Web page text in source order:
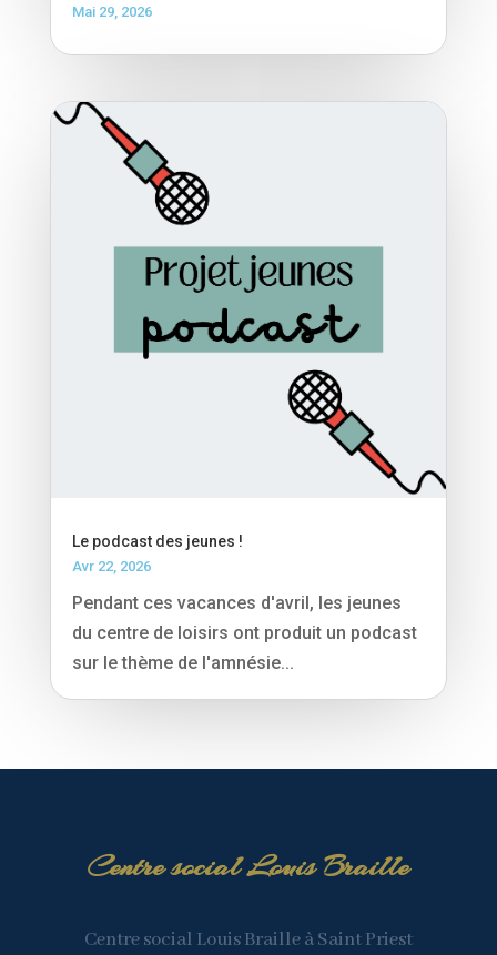
Mai 29, 2026
Le podcast des jeunes !
Avr 22, 2026
Pendant ces vacances d'avril, les jeunes
du centre de loisirs ont produit un podcast
sur le thème de l'amnésie...
Centre social Louis Braille
Centre social Louis Braille à Saint Priest